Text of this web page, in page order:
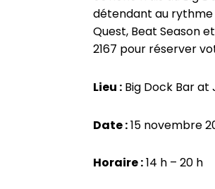
détendant au rythme
Quest, Beat Season
2167 pour réserver
Lieu : Big Dock Bar at
Date :15 novembre
Horaire :14 h – 20 h